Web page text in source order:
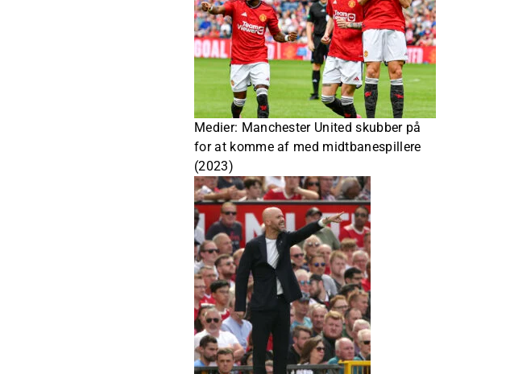
Medier: Manchester United skubber på
for at komme af med midtbanespillere
(2023)